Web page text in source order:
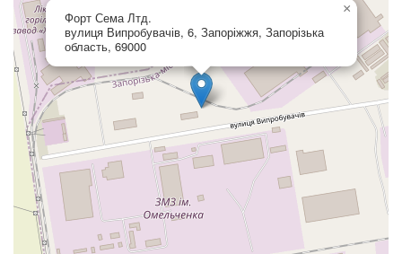
Форт Сема Лтд.
вулиця Випробувачів, 6, Запоріжжя, Запорізька
область, 69000
×